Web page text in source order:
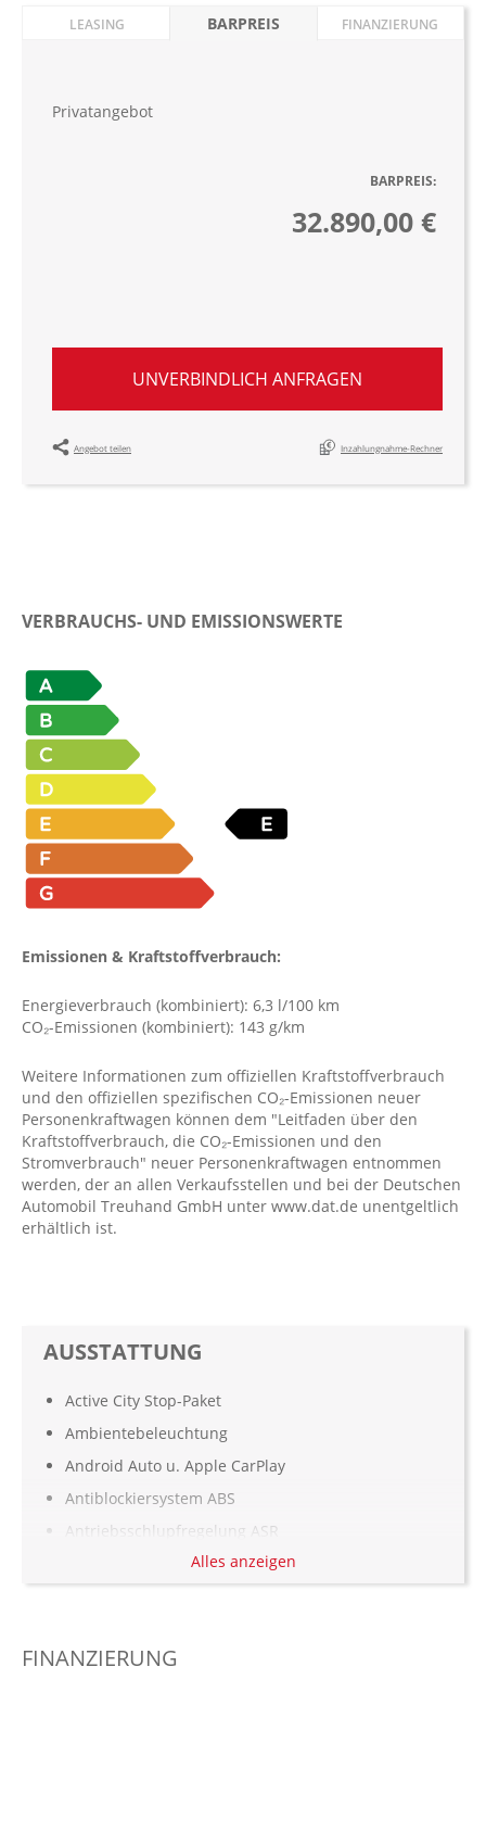
LEASING BARPREIS FINANZIERUNG
Privatangebot
BARPREIS:
32.890,00 €
UNVERBINDLICH ANFRAGEN
Angebot teilen Inzahlungnahme-Rechner
VERBRAUCHS- UND EMISSIONSWERTE
Emissionen & Kraftstoffverbrauch:
Energieverbrauch (kombiniert): 6,3 l/100 km
CO₂-Emissionen (kombiniert): 143 g/km
Weitere Informationen zum offiziellen Kraftstoffverbrauch
und den offiziellen spezifischen CO₂-Emissionen neuer
Personenkraftwagen können dem "Leitfaden über den
Kraftstoffverbrauch, die CO₂-Emissionen und den
Stromverbrauch" neuer Personenkraftwagen entnommen
werden, der an allen Verkaufsstellen und bei der Deutschen
Automobil Treuhand GmbH unter www.dat.de unentgeltlich
erhältlich ist.
AUSSTATTUNG
Active City Stop-Paket
Ambientebeleuchtung
Android Auto u. Apple CarPlay
Antiblockiersystem ABS
Antriebsschlupfregelung ASR
Armauflage Fahrer/Beifahrer
beheizt
Alles anzeigen
FINANZIERUNG